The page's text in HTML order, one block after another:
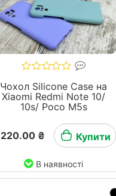
Чохол Silicone Case на
Xiaomi Redmi Note 10/
10s/ Poco M5s
220.00 ₴ Купити
В наявності